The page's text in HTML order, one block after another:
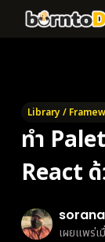
Library /
ทำ
React
เผยแพร่